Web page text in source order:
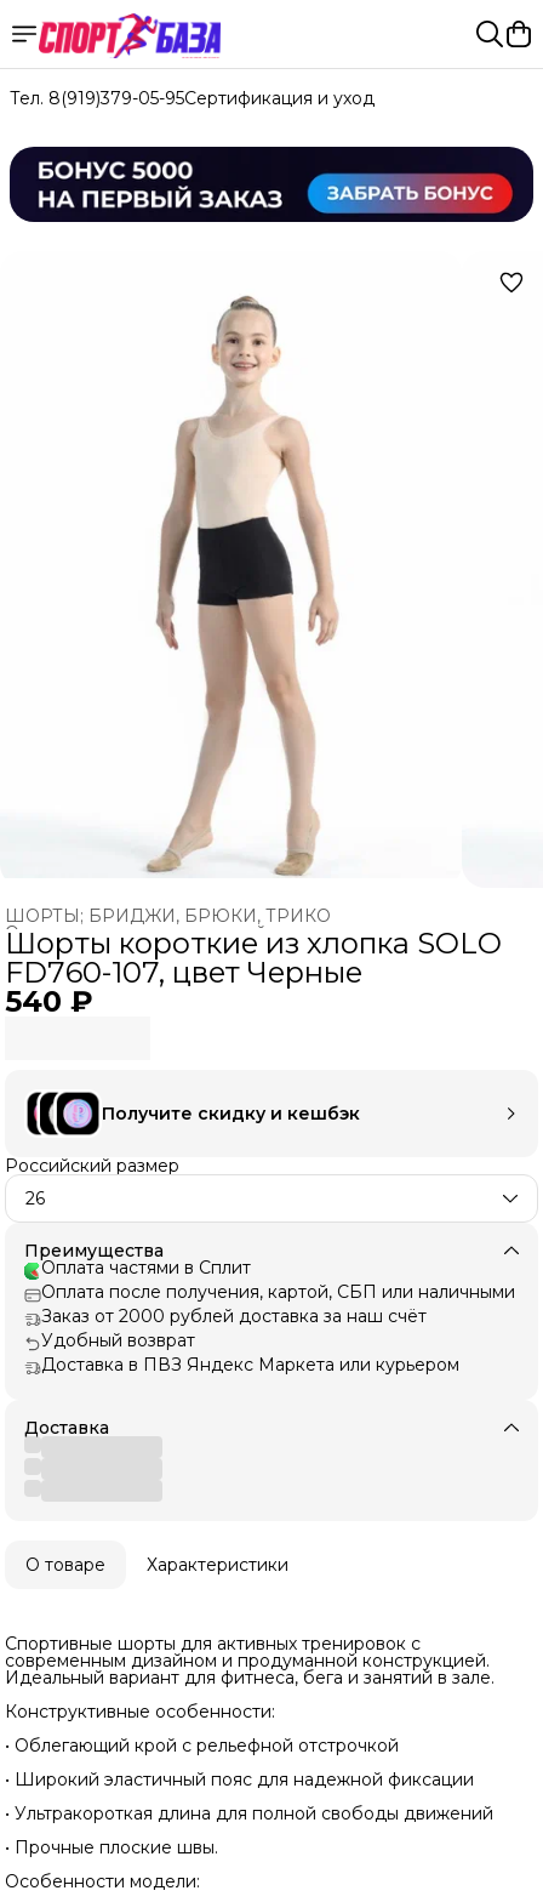
Тел. 8(919)379-05-95Сертификация и уход
ШОРТЫ; БРИДЖИ, БРЮКИ, ТРИКО
Одежда для художественной гимнастики
ХУДОЖЕСТВЕННАЯ ГИМНАСТИКА ›
Главная ›
Шорты короткие из хлопка SOLO
FD760-107, цвет Черные
540 ₽
Получите скидку и кешбэк
Российский размер
26
Преимущества
Оплата частями в Сплит
Оплата после получения, картой, СБП или наличными
Заказ от 2000 рублей доставка за наш счёт
Удобный возврат
Доставка в ПВЗ Яндекс Маркета или курьером
Доставка
О товаре Характеристики
Спортивные шорты для активных тренировок с
современным дизайном и продуманной конструкцией.
Идеальный вариант для фитнеса, бега и занятий в зале.
Конструктивные особенности:
• Облегающий крой с рельефной отстрочкой
• Широкий эластичный пояс для надежной фиксации
• Ультракороткая длина для полной свободы движений
• Прочные плоские швы.
Особенности модели: